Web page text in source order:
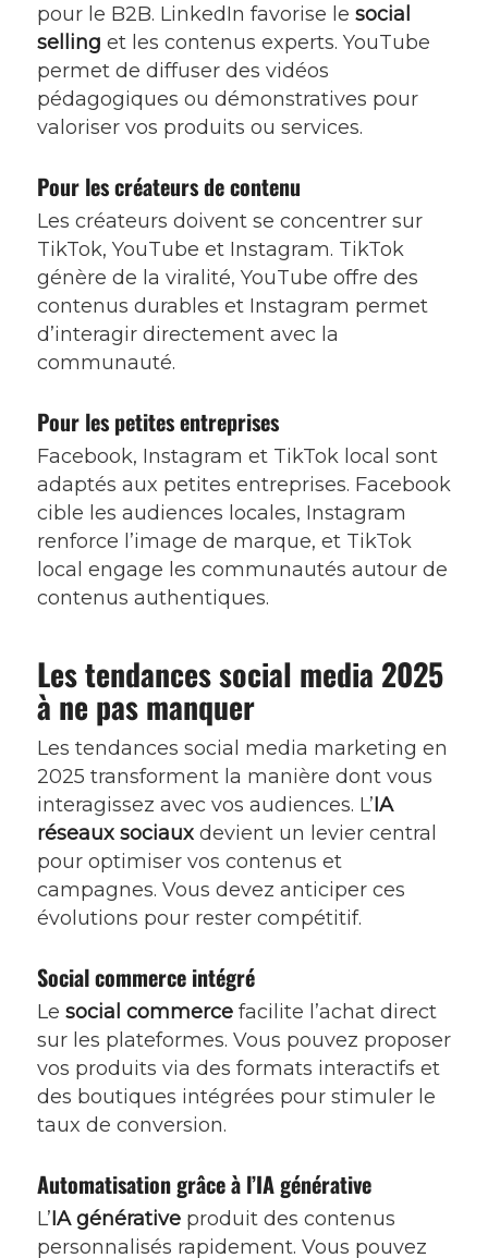
pour le B2B. LinkedIn favorise le social
selling et les contenus experts. YouTube
permet de diffuser des vidéos
pédagogiques ou démonstratives pour
valoriser vos produits ou services.
Pour les créateurs de contenu
Les créateurs doivent se concentrer sur
TikTok, YouTube et Instagram. TikTok
génère de la viralité, YouTube offre des
contenus durables et Instagram permet
d’interagir directement avec la
communauté.
Pour les petites entreprises
Facebook, Instagram et TikTok local sont
adaptés aux petites entreprises. Facebook
cible les audiences locales, Instagram
renforce l’image de marque, et TikTok
local engage les communautés autour de
contenus authentiques.
Les tendances social media 2025
à ne pas manquer
Les tendances social media marketing en
2025 transforment la manière dont vous
interagissez avec vos audiences. L’IA
réseaux sociauxdevient un levier central
pour optimiser vos contenus et
campagnes. Vous devez anticiper ces
évolutions pour rester compétitif.
Social commerce intégré
Le social commercefacilite l’achat direct
sur les plateformes. Vous pouvez proposer
vos produits via des formats interactifs et
des boutiques intégrées pour stimuler le
taux de conversion.
Automatisation grâce à l’IA générative
L’IA générativeproduit des contenus
personnalisés rapidement. Vous pouvez